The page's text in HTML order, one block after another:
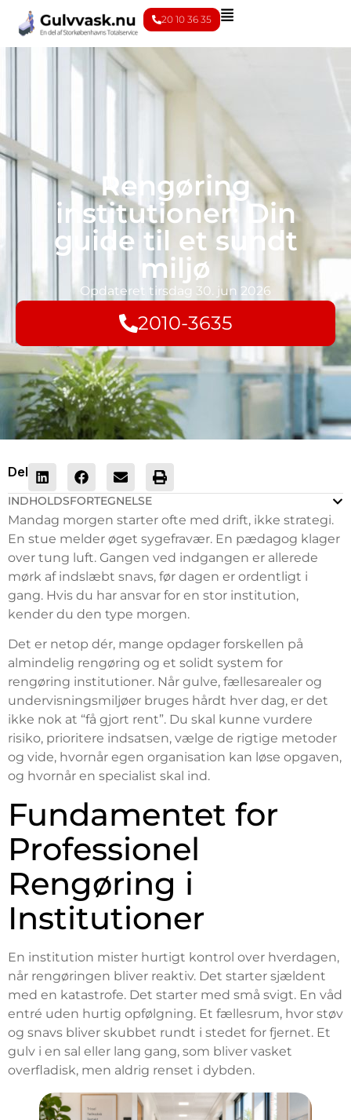
20 10 36 35
Rengøring
institutioner: Din
guide til et sundt
miljø
Opdateret tirsdag 30. jun 2026
2010-3635
Del
INDHOLDSFORTEGNELSE
Mandag morgen starter ofte med drift, ikke strategi.
En stue melder øget sygefravær. En pædagog klager
over tung luft. Gangen ved indgangen er allerede
mørk af indslæbt snavs, før dagen er ordentligt i
gang. Hvis du har ansvar for en stor institution,
kender du den type morgen.
Det er netop dér, mange opdager forskellen på
almindelig rengøring og et solidt system for
rengøring institutioner. Når gulve, fællesarealer og
undervisningsmiljøer bruges hårdt hver dag, er det
ikke nok at “få gjort rent”. Du skal kunne vurdere
risiko, prioritere indsatsen, vælge de rigtige metoder
og vide, hvornår egen organisation kan løse opgaven,
og hvornår en specialist skal ind.
Fundamentet for
Professionel
Rengøring i
Institutioner
En institution mister hurtigt kontrol over hverdagen,
når rengøringen bliver reaktiv. Det starter sjældent
med en katastrofe. Det starter med små svigt. En våd
entré uden hurtig opfølgning. Et fællesrum, hvor støv
og snavs bliver skubbet rundt i stedet for fjernet. Et
gulv i en sal eller lang gang, som bliver vasket
overfladisk, men aldrig renset i dybden.